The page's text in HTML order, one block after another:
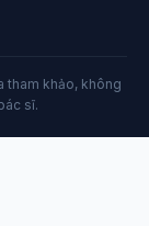
tham khảo, không
sĩ.